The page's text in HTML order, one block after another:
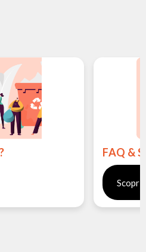
FAQ &
Scopri